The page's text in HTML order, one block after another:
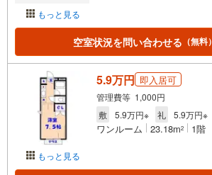
もっと見る
空室状況を問い合わせる （無料）
もっと見る
5.9万円 即入居可
管理費等 1,000円
敷
5.9万円※ 礼 5.9万円※
ワンルーム 23.18m2 1階